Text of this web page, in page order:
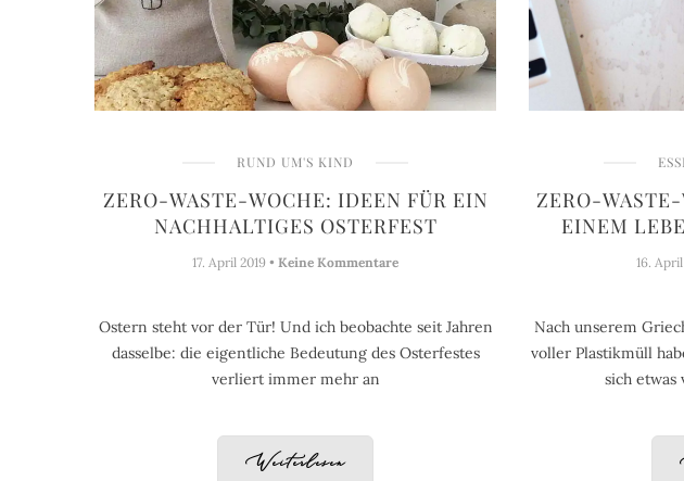
RUND UM'S KIND
ZERO-WASTE-WOCHE: IDEEN FÜR EIN
NACHHALTIGES OSTERFEST
17. April 2019 • Keine Kommentare
Ostern steht vor der Tür! Und ich beobachte seit Jahren
dasselbe: die eigentliche Bedeutung des Osterfestes
verliert immer mehr an
Weiterlesen
ZERO-
EINEM
16. April
Nach unserem
voller Plastikmüll
sich etwas